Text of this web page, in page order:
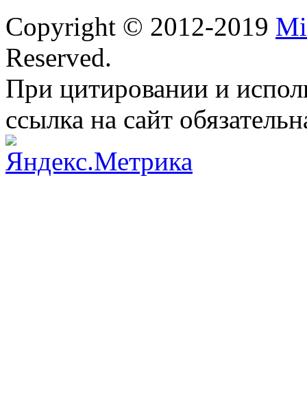
Copyright © 2012-2019
Reserved.
При цитировании и
ссылка на сайт